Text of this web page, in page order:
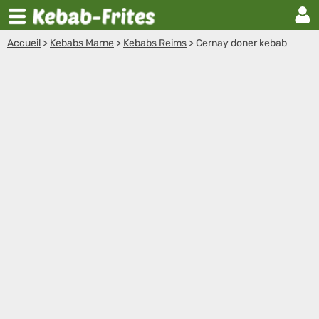
Accueil > Kebabs Marne > Kebabs Reims >Cernay doner kebab